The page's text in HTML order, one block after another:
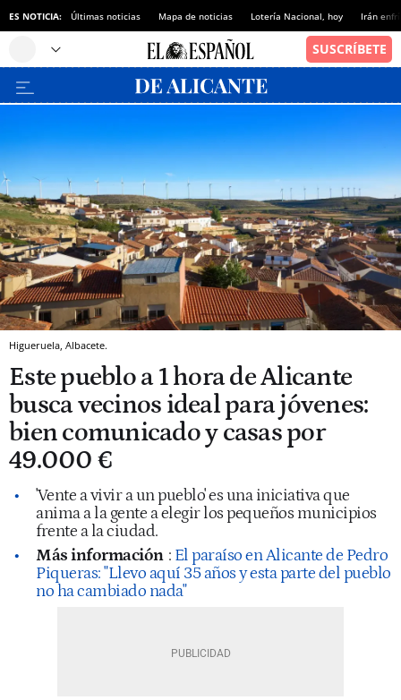
ES NOTICIA: Últimas noticias Mapa de noticias Lotería Nacional, hoy Irán
Higueruela, Albacete.
Este pueblo a 1 hora de Alicante
busca vecinos ideal para jóvenes:
bien comunicado y casas por
49.000 €
'Vente a vivir a un pueblo' es una iniciativa que
anima a la gente a elegir los pequeños municipios
frente a la ciudad.
Más información : El paraíso en Alicante de Pedro
Piqueras: "Llevo aquí 35 años y esta parte del pueblo
no ha cambiado nada"